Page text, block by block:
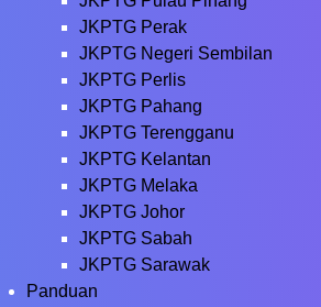
JKPTG Perak
JKPTG Negeri Sembilan
JKPTG Perlis
JKPTG Pahang
JKPTG Terengganu
JKPTG Kelantan
JKPTG Melaka
JKPTG Johor
JKPTG Sabah
JKPTG Sarawak
Panduan